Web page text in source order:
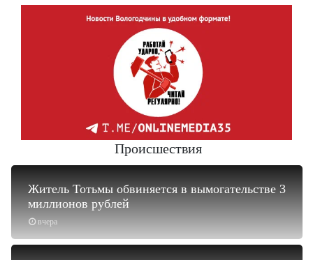
Происшествия
вчера
Житель Тотьмы обвиняется в вымогательстве 3
миллионов рублей